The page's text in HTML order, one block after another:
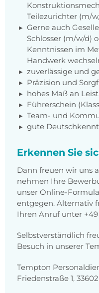
Teilezurichter (m/
Gerne auch
Schlosser (m/w/d)
Kenntnissen im
Handwerk
zuverlässige und
Präzision und
hohes Maß an
Führerschein
Team- und
gute
Erkennen Sie
Dann freuen wir uns
nehmen Ihre
unser Online-
entgegen. Alternativ
Ihren Anruf unter +49
Selbstverständlich
Besuch in unserer
Tempton
Friedenstraße 1,